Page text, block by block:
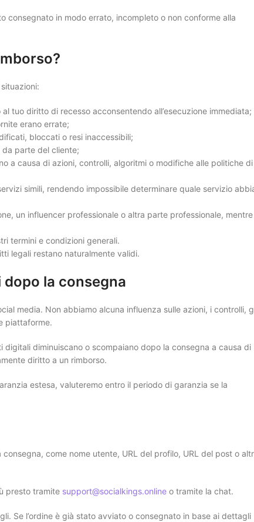
consegnato in modo errato, incompleto o non conforme alla
tuo diritto di recesso acconsentendo all’esecuzione immediata;
erano errate;
bloccati o resi inaccessibili;
da parte del cliente;
a causa di azioni, controlli, algoritmi o modifiche alle politiche di
simili, rendendo impossibile determinare quale servizio
un influencer professionale o altra parte professionale,
termini e condizioni generali.
legali restano naturalmente validi.
la consegna
media. Non abbiamo alcuna influenza sulle azioni, i controlli,
piattaforme.
diminuiscano o scompaiano dopo la consegna a causa di
diritto a un rimborso.
estesa, valuteremo entro il periodo di garanzia se la
come nome utente, URL del profilo, URL del post o
presto tramite support@socialkings.online o tramite la chat.
Se l’ordine è già stato avviato o consegnato in base ai dettagli